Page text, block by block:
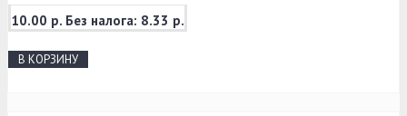
10.00 р. Без налога: 8.33 р.
В КОРЗИНУ